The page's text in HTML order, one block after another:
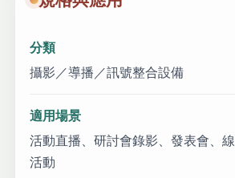
分類
攝影／導播／訊號整合設備
適用場景
活動直播、研討會錄影、發表會、
活動